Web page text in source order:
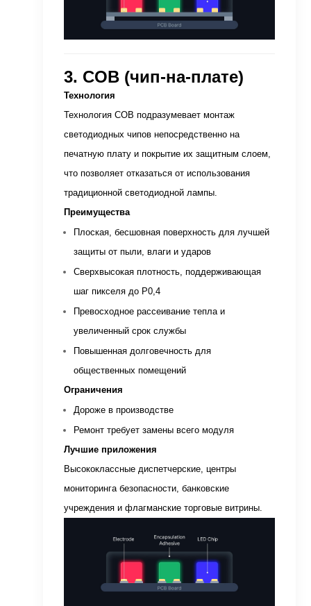
3. COB (чип-на-плате)
Технология
Технология COB подразумевает монтаж
светодиодных чипов непосредственно на
печатную плату и покрытие их защитным слоем,
что позволяет отказаться от использования
традиционной светодиодной лампы.
Преимущества
Плоская, бесшовная поверхность для лучшей
защиты от пыли, влаги и ударов
Сверхвысокая плотность, поддерживающая
шаг пикселя до P0,4
Превосходное рассеивание тепла и
увеличенный срок службы
Повышенная долговечность для
общественных помещений
Ограничения
Дороже в производстве
Ремонт требует замены всего модуля
Лучшие приложения
Высококлассные диспетчерские, центры
мониторинга безопасности, банковские
учреждения и флагманские торговые витрины.